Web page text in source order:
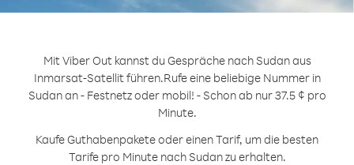
Mit Viber Out kannst du Gespräche nach Sudan aus
Inmarsat-Satellit führen.Rufe eine beliebige Nummer in
Sudan an - Festnetz oder mobil! - Schon ab nur 37.5 ¢ pro
Minute.
Kaufe Guthabenpakete oder einen Tarif, um die besten
Tarife pro Minute nach Sudan zu erhalten.